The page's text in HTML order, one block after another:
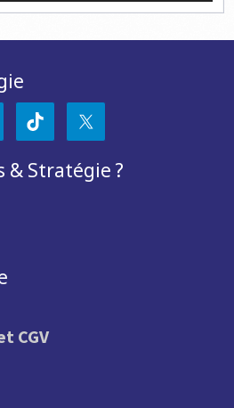
& Stratégie ?
CGV